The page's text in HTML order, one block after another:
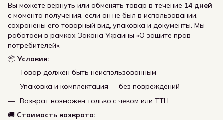
Вы можете вернуть или обменять товар в течение 14 дней
с момента получения, если он не был в использовании,
сохранены его товарный вид, упаковка и документы. Мы
работаем в рамках Закона Украины «О защите прав
потребителей».
📦 Условия:
Товар должен быть неиспользованным
Упаковка и комплектация — без повреждений
Возврат возможен только с чеком или ТТН
🚚 Стоимость возврата: